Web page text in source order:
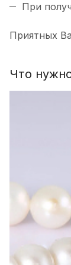
При
Приятных
Что